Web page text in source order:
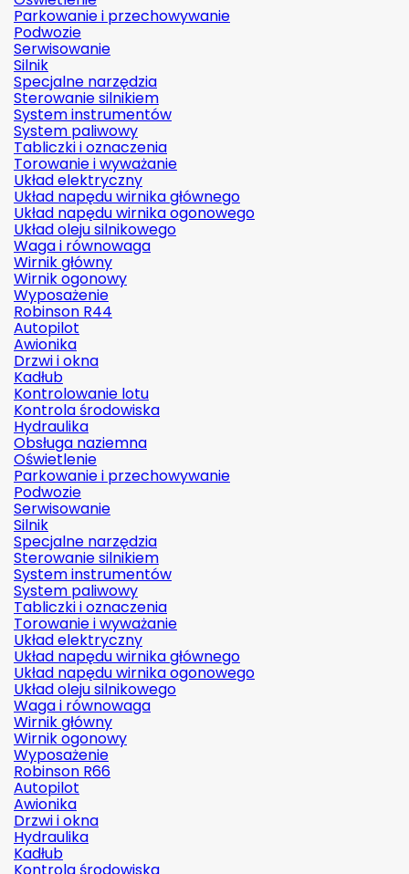
Parkowanie i przechowywanie
Podwozie
Serwisowanie
Silnik
Specjalne narzędzia
Sterowanie silnikiem
System instrumentów
System paliwowy
Tabliczki i oznaczenia
Torowanie i wyważanie
Układ elektryczny
Układ napędu wirnika głównego
Układ napędu wirnika ogonowego
Układ oleju silnikowego
Waga i równowaga
Wirnik główny
Wirnik ogonowy
Wyposażenie
Robinson R44
Autopilot
Awionika
Drzwi i okna
Kadłub
Kontrolowanie lotu
Kontrola środowiska
Hydraulika
Obsługa naziemna
Oświetlenie
Parkowanie i przechowywanie
Podwozie
Serwisowanie
Silnik
Specjalne narzędzia
Sterowanie silnikiem
System instrumentów
System paliwowy
Tabliczki i oznaczenia
Torowanie i wyważanie
Układ elektryczny
Układ napędu wirnika głównego
Układ napędu wirnika ogonowego
Układ oleju silnikowego
Waga i równowaga
Wirnik główny
Wirnik ogonowy
Wyposażenie
Robinson R66
Autopilot
Awionika
Drzwi i okna
Hydraulika
Kadłub
Kontrola środowiska